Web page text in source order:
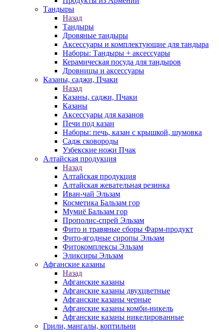
Тандыры
Назад
Тандыры
Дровяные тандыры
Аксессуары и комплектующие для тандыра
Наборы: Тандыры + аксессуары
Керамическая посуда для тандыров
Дровницы и аксессуары
Казаны, саджи, Пчаки
Назад
Казаны, саджи, Пчаки
Казаны
Аксессуары для казанов
Печи под казан
Наборы: печь, казан с крышкой, шумовка
Садж сковороды
Узбекские ножи Пчак
Алтайская продукция
Назад
Алтайская продукция
Алтайская жевательная резинка
Иван-чай Эльзам
Косметика Бальзам гор
Мумиё Бальзам гор
Прополис-спрей Эльзам
Фито и травяные сборы Фарм-продукт
Фито-ягодные сиропы Эльзам
Фитокомплексы Эльзам
Эликсиры Эльзам
Афганские казаны
Назад
Афганские казаны
Афганские казаны двухцветные
Афганские казаны черные
Афганские казаны комби-никель
Афганские казаны никелированные
Грили, мангалы, коптильни